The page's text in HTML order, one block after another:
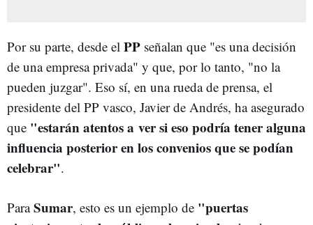
Por su parte, desde el PP señalan que "es una decisión
de una empresa privada" y que, por lo tanto, "no la
pueden juzgar". Eso sí, en una rueda de prensa, el
presidente del PP vasco, Javier de Andrés, ha asegurado
que "estarán atentos a ver si eso podría tener alguna
influencia posterior en los convenios que se podían
celebrar".
ParaSumar, esto es un ejemplo de "puertas